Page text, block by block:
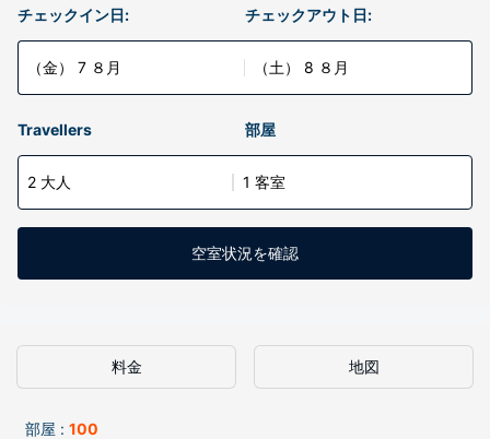
チェックイン日:
（金） 7 ８月
チェックアウト日:
（土） 8 ８月
Travellers 部屋
2 大人 1 客室
空室状況を確認
料金 地図
部屋 : 100